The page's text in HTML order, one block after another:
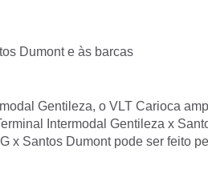
Dumont e às barcas
Gentileza, o VLT Carioca
Intermodal Gentileza x
x Santos Dumont pode ser feito